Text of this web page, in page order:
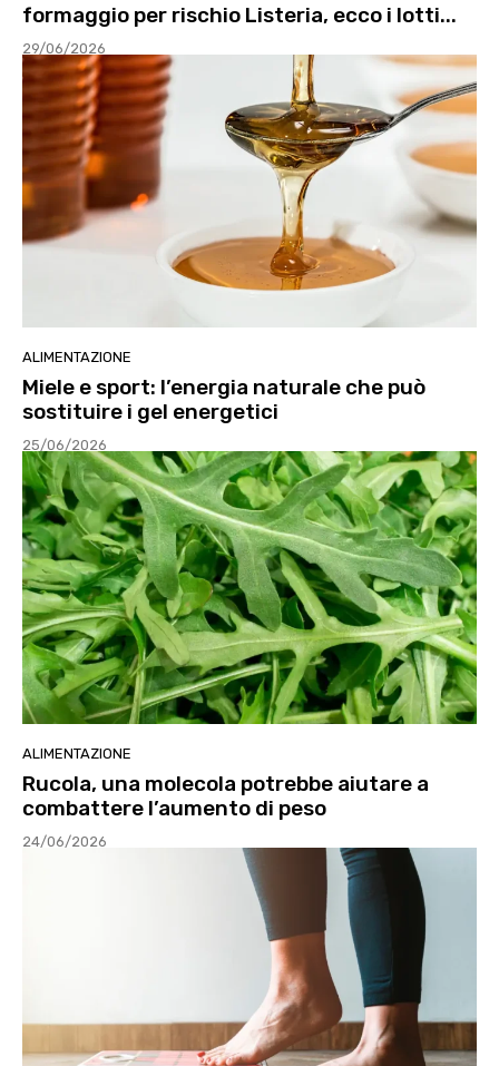
formaggio per rischio Listeria, ecco i lotti...
29/06/2026
ALIMENTAZIONE
Miele e sport: l’energia naturale che può
sostituire i gel energetici
25/06/2026
ALIMENTAZIONE
Rucola, una molecola potrebbe aiutare a
combattere l’aumento di peso
24/06/2026